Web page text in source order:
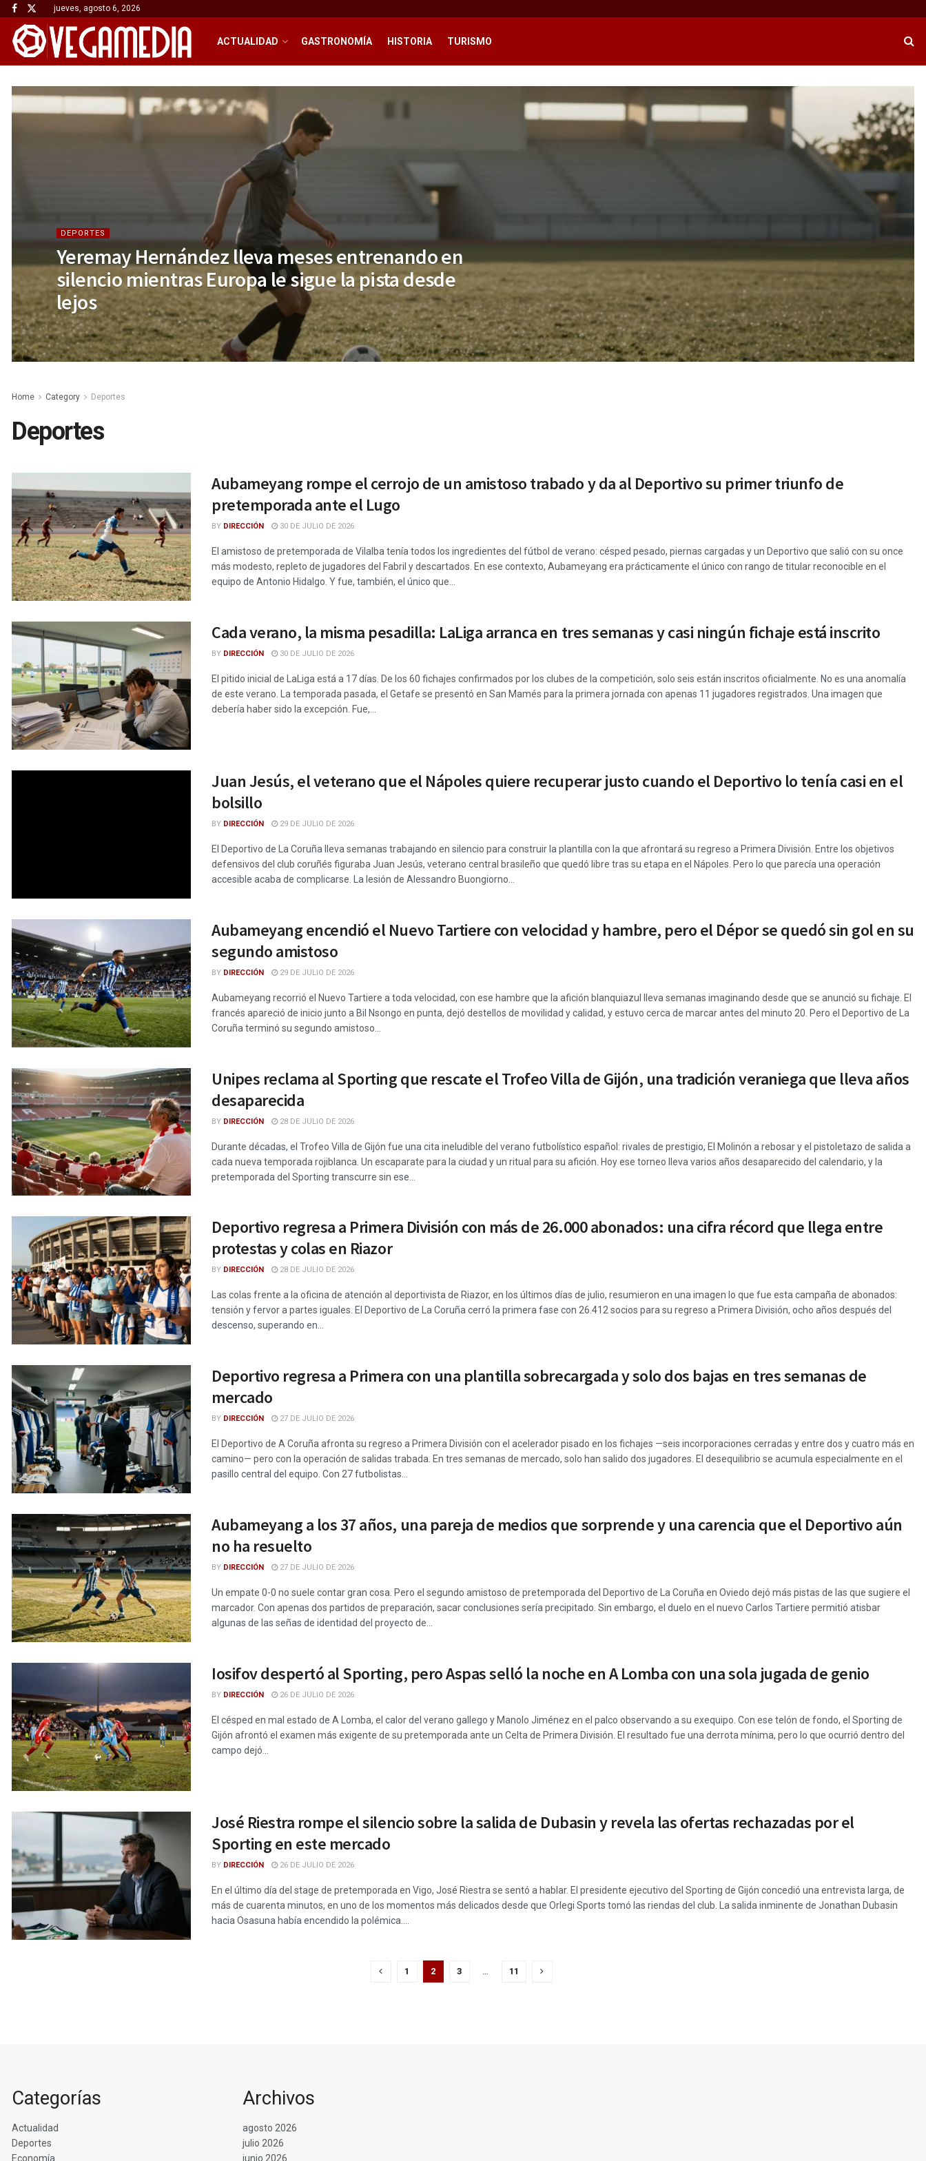
jueves, agosto 6, 2026
ACTUALIDAD GASTRONOMÍA HISTORIA TURISMO
DEPORTES
Yeremay Hernández lleva meses entrenando en
silencio mientras Europa le sigue la pista desde
lejos
Home Category Deportes
Deportes
Aubameyang rompe el cerrojo de un amistoso trabado y da al Deportivo su primer triunfo de
pretemporada ante el Lugo
BY DIRECCIÓN 30 DE JULIO DE 2026
El amistoso de pretemporada de Vilalba tenía todos los ingredientes del fútbol de verano: césped pesado, piernas cargadas y un Deportivo que salió con su once
más modesto, repleto de jugadores del Fabril y descartados. En ese contexto, Aubameyang era prácticamente el único con rango de titular reconocible en el
equipo de Antonio Hidalgo. Y fue, también, el único que...
Cada verano, la misma pesadilla: LaLiga arranca en tres semanas y casi ningún fichaje está inscrito
BY DIRECCIÓN 30 DE JULIO DE 2026
El pitido inicial de LaLiga está a 17 días. De los 60 fichajes confirmados por los clubes de la competición, solo seis están inscritos oficialmente. No es una anomalía
de este verano. La temporada pasada, el Getafe se presentó en San Mamés para la primera jornada con apenas 11 jugadores registrados. Una imagen que
debería haber sido la excepción. Fue,...
Juan Jesús, el veterano que el Nápoles quiere recuperar justo cuando el Deportivo lo tenía casi en el
bolsillo
BY DIRECCIÓN 29 DE JULIO DE 2026
El Deportivo de La Coruña lleva semanas trabajando en silencio para construir la plantilla con la que afrontará su regreso a Primera División. Entre los objetivos
defensivos del club coruñés figuraba Juan Jesús, veterano central brasileño que quedó libre tras su etapa en el Nápoles. Pero lo que parecía una operación
accesible acaba de complicarse. La lesión de Alessandro Buongiorno...
Aubameyang encendió el Nuevo Tartiere con velocidad y hambre, pero el Dépor se quedó sin gol en su
segundo amistoso
BY DIRECCIÓN 29 DE JULIO DE 2026
Aubameyang recorrió el Nuevo Tartiere a toda velocidad, con ese hambre que la afición blanquiazul lleva semanas imaginando desde que se anunció su fichaje. El
francés apareció de inicio junto a Bil Nsongo en punta, dejó destellos de movilidad y calidad, y estuvo cerca de marcar antes del minuto 20. Pero el Deportivo de La
Coruña terminó su segundo amistoso...
Unipes reclama al Sporting que rescate el Trofeo Villa de Gijón, una tradición veraniega que lleva años
desaparecida
BY DIRECCIÓN 28 DE JULIO DE 2026
Durante décadas, el Trofeo Villa de Gijón fue una cita ineludible del verano futbolístico español: rivales de prestigio, El Molinón a rebosar y el pistoletazo de salida a
cada nueva temporada rojiblanca. Un escaparate para la ciudad y un ritual para su afición. Hoy ese torneo lleva varios años desaparecido del calendario, y la
pretemporada del Sporting transcurre sin ese...
Deportivo regresa a Primera División con más de 26.000 abonados: una cifra récord que llega entre
protestas y colas en Riazor
BY DIRECCIÓN 28 DE JULIO DE 2026
Las colas frente a la oficina de atención al deportivista de Riazor, en los últimos días de julio, resumieron en una imagen lo que fue esta campaña de abonados:
tensión y fervor a partes iguales. El Deportivo de La Coruña cerró la primera fase con 26.412 socios para su regreso a Primera División, ocho años después del
descenso, superando en...
Deportivo regresa a Primera con una plantilla sobrecargada y solo dos bajas en tres semanas de
mercado
BY DIRECCIÓN 27 DE JULIO DE 2026
El Deportivo de A Coruña afronta su regreso a Primera División con el acelerador pisado en los fichajes —seis incorporaciones cerradas y entre dos y cuatro más en
camino— pero con la operación de salidas trabada. En tres semanas de mercado, solo han salido dos jugadores. El desequilibrio se acumula especialmente en el
pasillo central del equipo. Con 27 futbolistas...
Aubameyang a los 37 años, una pareja de medios que sorprende y una carencia que el Deportivo aún
no ha resuelto
BY DIRECCIÓN 27 DE JULIO DE 2026
Un empate 0-0 no suele contar gran cosa. Pero el segundo amistoso de pretemporada del Deportivo de La Coruña en Oviedo dejó más pistas de las que sugiere el
marcador. Con apenas dos partidos de preparación, sacar conclusiones sería precipitado. Sin embargo, el duelo en el nuevo Carlos Tartiere permitió atisbar
algunas de las señas de identidad del proyecto de...
Iosifov despertó al Sporting, pero Aspas selló la noche en A Lomba con una sola jugada de genio
BY DIRECCIÓN 26 DE JULIO DE 2026
El césped en mal estado de A Lomba, el calor del verano gallego y Manolo Jiménez en el palco observando a su exequipo. Con ese telón de fondo, el Sporting de
Gijón afrontó el examen más exigente de su pretemporada ante un Celta de Primera División. El resultado fue una derrota mínima, pero lo que ocurrió dentro del
campo dejó...
José Riestra rompe el silencio sobre la salida de Dubasin y revela las ofertas rechazadas por el
Sporting en este mercado
BY DIRECCIÓN 26 DE JULIO DE 2026
En el último día del stage de pretemporada en Vigo, José Riestra se sentó a hablar. El presidente ejecutivo del Sporting de Gijón concedió una entrevista larga, de
más de cuarenta minutos, en uno de los momentos más delicados desde que Orlegi Sports tomó las riendas del club. La salida inminente de Jonathan Dubasin
hacia Osasuna había encendido la polémica....
1 2 3 11
Categorías
Actualidad
Deportes
Economía
Archivos
agosto 2026
julio 2026
junio 2026